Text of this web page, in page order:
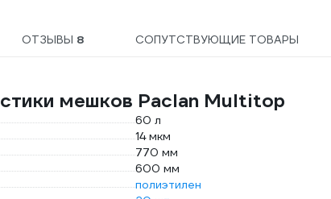
ОТЗЫВЫ 8 СОПУТСТВУЮЩИЕ ТОВАРЫ
мешков Paclan Multitop
60 л
14 мкм
770 мм
600 мм
полиэтилен